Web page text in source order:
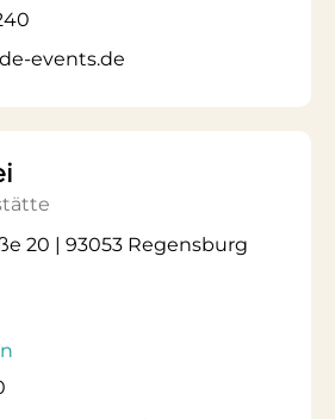
events.de
20 | 93053 Regensburg